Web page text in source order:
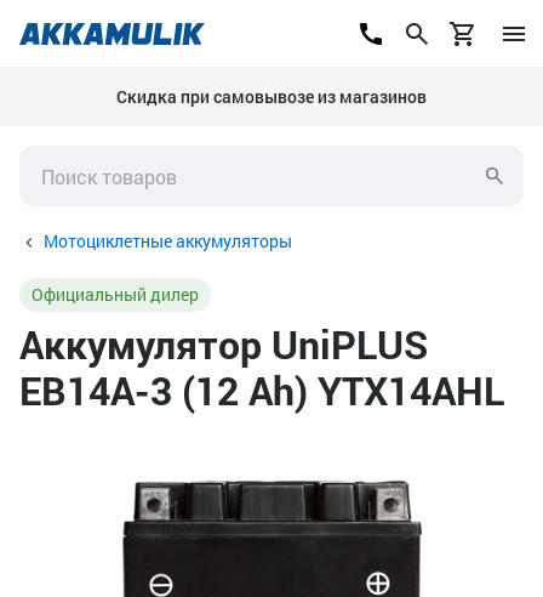
Скидка при самовывозе из магазинов
Мотоциклетные аккумуляторы
Официальный дилер
Аккумулятор UniPLUS
EB14A-3 (12 Ah) YTX14AHL